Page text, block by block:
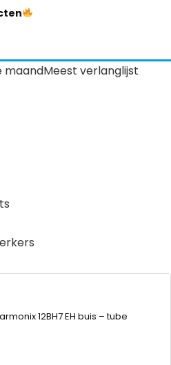
maandMeest verlanglijst
12BH7 EH buis – tube